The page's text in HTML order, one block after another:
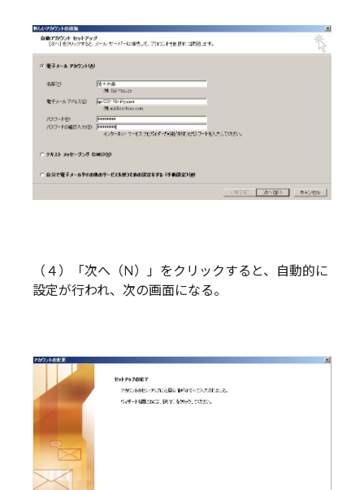
（４）「次へ（N）」をクリックすると、自動的に
設定が行われ、次の画面になる。